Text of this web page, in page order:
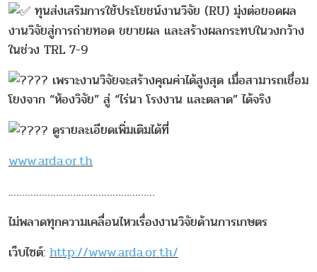
ทุนส่งเสริมการใช้ประโยชน์งานวิจัย (RU) มุ่งต่อยอดผล
งานวิจัยสู่การถ่ายทอด ขยายผล และสร้างผลกระทบในวงกว้าง
ในช่วง TRL 7-9
เพราะงานวิจัยจะสร้างคุณค่าได้สูงสุด เมื่อสามารถเชื่อม
โยงจาก “ห้องวิจัย” สู่ “ไร่นา โรงงาน และตลาด” ได้จริง
ดูรายละเอียดเพิ่มเติมได้ที่
www.arda.or.th
.……………………………………………
ไม่พลาดทุกความเคลื่อนไหวเรื่องงานวิจัยด้านการเกษตร
เว็บไซต์: http://www.arda.or.th/